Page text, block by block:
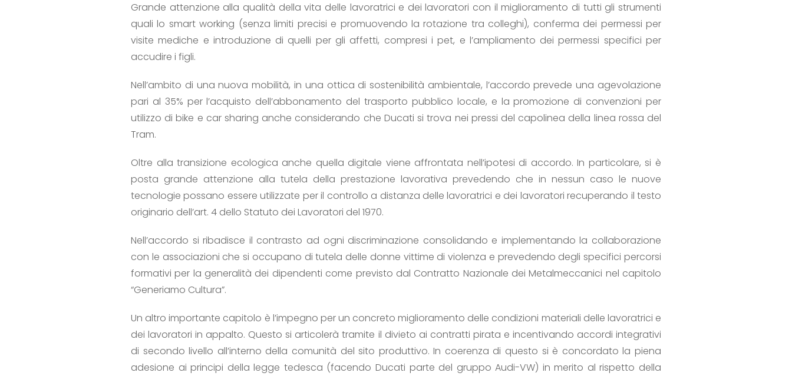
Grande attenzione alla qualità della vita delle lavoratrici e dei lavoratori con il miglioramento di tutti gli strumenti
quali lo smart working (senza limiti precisi e promuovendo la rotazione tra colleghi), conferma dei permessi per
visite mediche e introduzione di quelli per gli affetti, compresi i pet, e l’ampliamento dei permessi specifici per
accudire i figli.
Nell’ambito di una nuova mobilità, in una ottica di sostenibilità ambientale, l’accordo prevede una agevolazione
pari al 35% per l’acquisto dell’abbonamento del trasporto pubblico locale, e la promozione di convenzioni per
utilizzo di bike e car sharing anche considerando che Ducati si trova nei pressi del capolinea della linea rossa del
Tram.
Oltre alla transizione ecologica anche quella digitale viene affrontata nell’ipotesi di accordo. In particolare, si è
posta grande attenzione alla tutela della prestazione lavorativa prevedendo che in nessun caso le nuove
tecnologie possano essere utilizzate per il controllo a distanza delle lavoratrici e dei lavoratori recuperando il testo
originario dell’art. 4 dello Statuto dei Lavoratori del 1970.
Nell’accordo si ribadisce il contrasto ad ogni discriminazione consolidando e implementando la collaborazione
con le associazioni che si occupano di tutela delle donne vittime di violenza e prevedendo degli specifici percorsi
formativi per la generalità dei dipendenti come previsto dal Contratto Nazionale dei Metalmeccanici nel capitolo
“Generiamo Cultura”.
Un altro importante capitolo è l’impegno per un concreto miglioramento delle condizioni materiali delle lavoratrici e
dei lavoratori in appalto. Questo si articolerà tramite il divieto ai contratti pirata e incentivando accordi integrativi
di secondo livello all’interno della comunità del sito produttivo. In coerenza di questo si è concordato la piena
adesione ai principi della legge tedesca (facendo Ducati parte del gruppo Audi-VW) in merito al rispetto della